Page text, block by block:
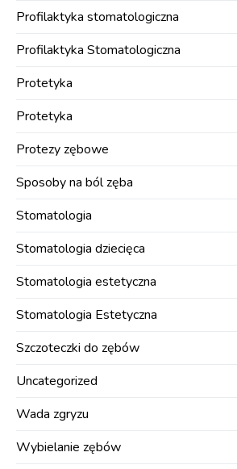
Profilaktyka stomatologiczna
Profilaktyka Stomatologiczna
Protetyka
Protetyka
Protezy zębowe
Sposoby na ból zęba
Stomatologia
Stomatologia dziecięca
Stomatologia estetyczna
Stomatologia Estetyczna
Szczoteczki do zębów
Uncategorized
Wada zgryzu
Wybielanie zębów